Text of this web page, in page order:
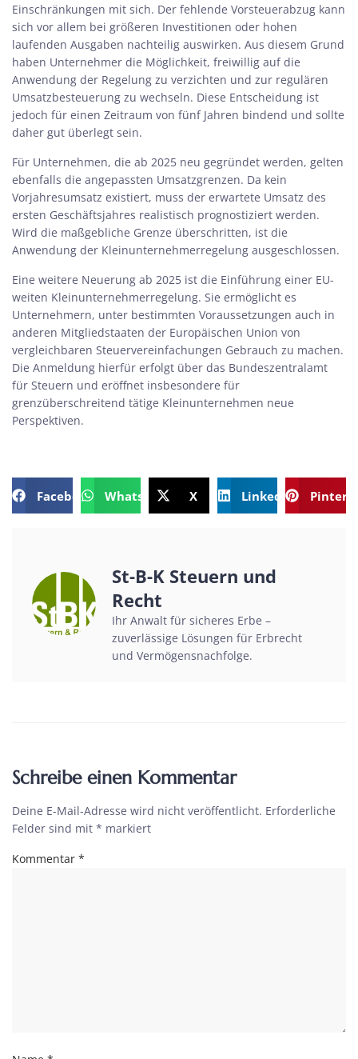
Einschränkungen mit sich. Der fehlende Vorsteuerabzug kann
sich vor allem bei größeren Investitionen oder hohen
laufenden Ausgaben nachteilig auswirken. Aus diesem Grund
haben Unternehmer die Möglichkeit, freiwillig auf die
Anwendung der Regelung zu verzichten und zur regulären
Umsatzbesteuerung zu wechseln. Diese Entscheidung ist
jedoch für einen Zeitraum von fünf Jahren bindend und sollte
daher gut überlegt sein.
Für Unternehmen, die ab 2025 neu gegründet werden, gelten
ebenfalls die angepassten Umsatzgrenzen. Da kein
Vorjahresumsatz existiert, muss der erwartete Umsatz des
ersten Geschäftsjahres realistisch prognostiziert werden.
Wird die maßgebliche Grenze überschritten, ist die
Anwendung der Kleinunternehmerregelung ausgeschlossen.
Eine weitere Neuerung ab 2025 ist die Einführung einer EU-
weiten Kleinunternehmerregelung. Sie ermöglicht es
Unternehmern, unter bestimmten Voraussetzungen auch in
anderen Mitgliedstaaten der Europäischen Union von
vergleichbaren Steuervereinfachungen Gebrauch zu machen.
Die Anmeldung hierfür erfolgt über das Bundeszentralamt
für Steuern und eröffnet insbesondere für
grenzüberschreitend tätige Kleinunternehmen neue
Perspektiven.
Facebook WhatsApp X LinkedIn
St-B-K Steuern und
Recht
Ihr Anwalt für sicheres Erbe –
zuverlässige Lösungen für Erbrecht
und Vermögensnachfolge.
Schreibe einen Kommentar
Deine E-Mail-Adresse wird nicht veröffentlicht. Erforderliche
Felder sind mit * markiert
Kommentar *